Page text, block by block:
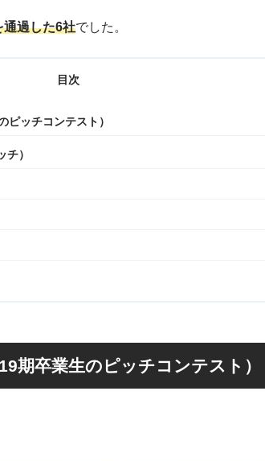
通過した6社でした。
目次
ッチコンテスト）
）
期卒業生のピッチコンテスト）